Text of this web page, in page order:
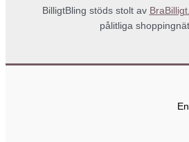
BilligtBling stöds stolt av
pålitliga